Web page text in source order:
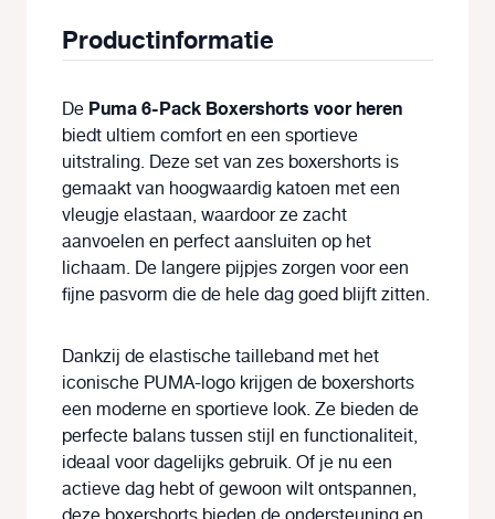
Productinformatie
De Puma 6-Pack Boxershorts voor heren
biedt ultiem comfort en een sportieve
uitstraling. Deze set van zes boxershorts is
gemaakt van hoogwaardig katoen met een
vleugje elastaan, waardoor ze zacht
aanvoelen en perfect aansluiten op het
lichaam. De langere pijpjes zorgen voor een
fijne pasvorm die de hele dag goed blijft zitten.
Dankzij de elastische tailleband met het
iconische PUMA-logo krijgen de boxershorts
een moderne en sportieve look. Ze bieden de
perfecte balans tussen stijl en functionaliteit,
ideaal voor dagelijks gebruik. Of je nu een
actieve dag hebt of gewoon wilt ontspannen,